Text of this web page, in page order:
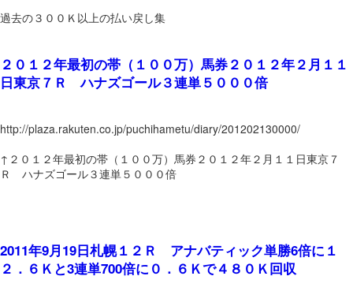
過去の３００Ｋ以上の払い戻し集
２０１２年最初の帯（１００万）馬券２０１２年２月１１
日東京７Ｒ ハナズゴール３連単５０００倍
http://plaza.rakuten.co.jp/puchihametu/diary/201202130000/
↑２０１２年最初の帯（１００万）馬券２０１２年２月１１日東京７
Ｒ ハナズゴール３連単５０００倍
2011年9月19日札幌１２Ｒ アナバティック単勝6倍に１
２．６Ｋと3連単700倍に０．６Ｋで４８０Ｋ回収